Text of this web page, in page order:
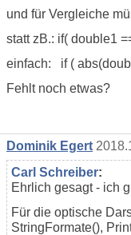
und für Vergleiche
statt zB.: if( double1
einfach: if (
Fehlt noch etwas?
Dominik Egert
Carl Schreiber:
Ehrlich gesagt - ich
Für die optische
StringFormate(),